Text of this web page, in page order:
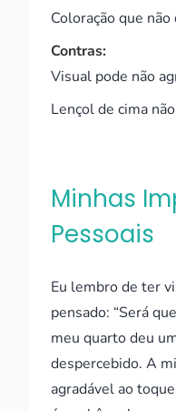
Coloração que não
Contras:
Visual pode não
Lençol de cima
Minhas
Pessoais
Eu lembro de ter
pensado: “Será
meu quarto deu
despercebido. A
agradável ao